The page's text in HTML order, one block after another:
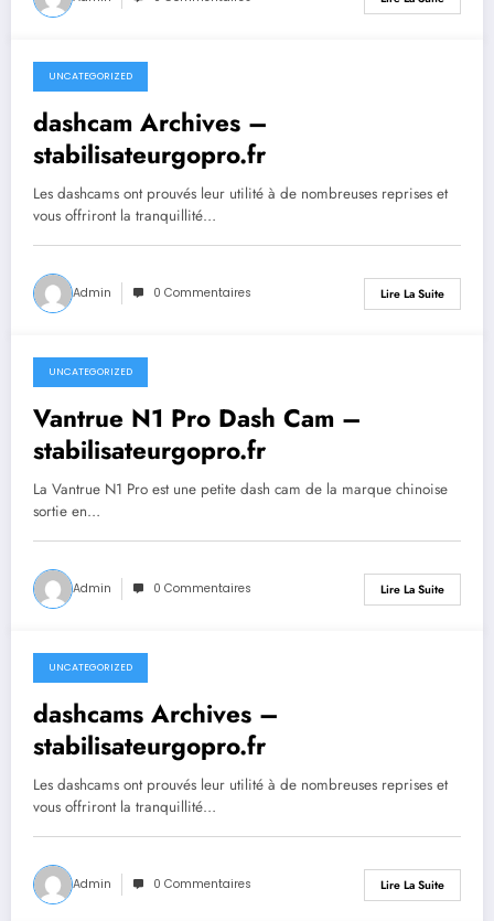
septembre 26, 2023
UNCATEGORIZED
dashcam Archives –
stabilisateurgopro.fr
Les dashcams ont prouvés leur utilité à de nombreuses reprises et
vous offriront la tranquillité…
Admin 0 Commentaires Lire La Suite
septembre 26, 2023
UNCATEGORIZED
Vantrue N1 Pro Dash Cam –
stabilisateurgopro.fr
La Vantrue N1 Pro est une petite dash cam de la marque chinoise
sortie en…
Admin 0 Commentaires Lire La Suite
septembre 26, 2023
UNCATEGORIZED
dashcams Archives –
stabilisateurgopro.fr
Les dashcams ont prouvés leur utilité à de nombreuses reprises et
vous offriront la tranquillité…
Admin 0 Commentaires Lire La Suite